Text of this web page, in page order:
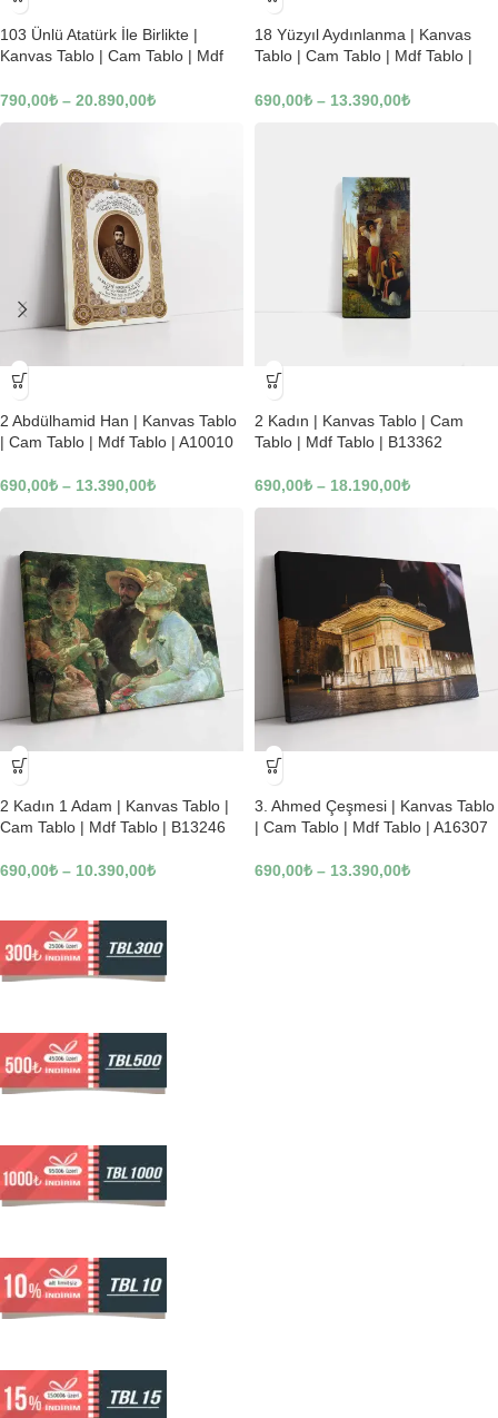
103 Ünlü Atatürk İle Birlikte |
Kanvas Tablo | Cam Tablo | Mdf
790,00₺ – 20.890,00₺
18 Yüzyıl Aydınlanma | Kanvas
Tablo | Cam Tablo | Mdf Tablo |
690,00₺ – 13.390,00₺
-23%
2 Abdülhamid Han | Kanvas Tablo
| Cam Tablo | Mdf Tablo | A10010
690,00₺ – 13.390,00₺
-23%
2 Kadın | Kanvas Tablo | Cam
Tablo | Mdf Tablo | B13362
690,00₺ – 18.190,00₺
-23%
2 Kadın 1 Adam | Kanvas Tablo |
Cam Tablo | Mdf Tablo | B13246
690,00₺ – 10.390,00₺
-23%
3. Ahmed Çeşmesi | Kanvas Tablo
| Cam Tablo | Mdf Tablo | A16307
690,00₺ – 13.390,00₺